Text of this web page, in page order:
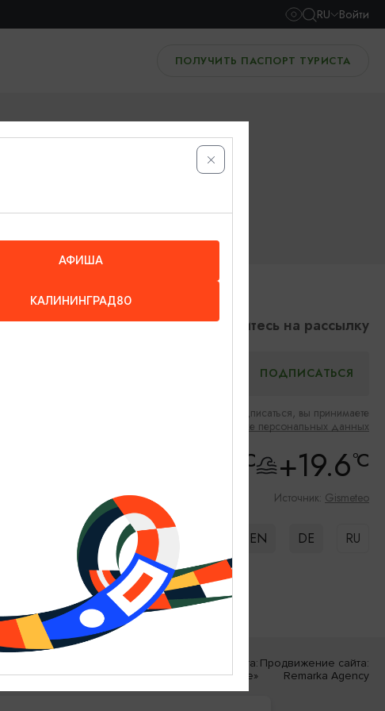
RU Войти
ПОЛУЧИТЬ ПАСПОРТ ТУРИСТА
Подпишитесь на рассылку
Нажимая на кнопку подписаться, вы принимаете
Соглашение об обработке персональных данных
°C +19.6°C
Источник: Gismeteo
EN DE RU
Разработка сайта:
«Решение»
Продвижение сайта:
Remarka Agency
АФИША
КАЛИНИНГРАД80